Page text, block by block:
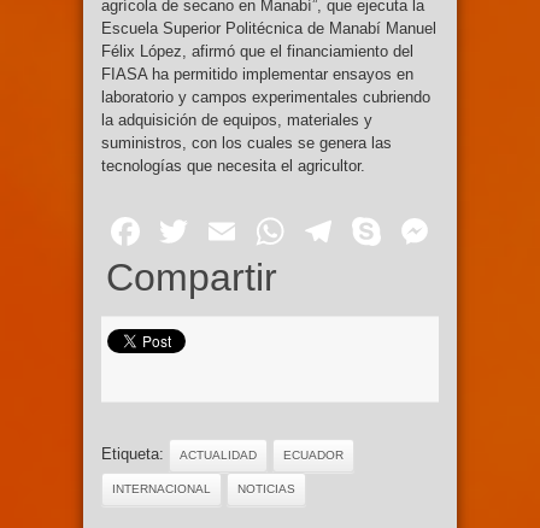
agrícola de secano en Manabí”, que ejecuta la
Escuela Superior Politécnica de Manabí Manuel
Félix López, afirmó que el financiamiento del
FIASA ha permitido implementar ensayos en
laboratorio y campos experimentales cubriendo
la adquisición de equipos, materiales y
suministros, con los cuales se genera las
tecnologías que necesita el agricultor.
Facebook
Twitter
EmailWhatsApp
Telegram
Skype
Compartir
Etiqueta: ACTUALIDAD ECUADOR
INTERNACIONAL NOTICIAS